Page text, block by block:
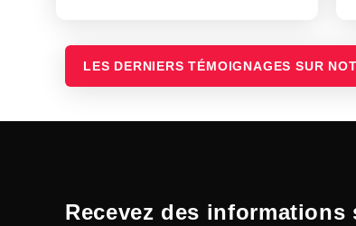
LES DERNIERS TÉMOIGNAGES SUR
Recevez des informations